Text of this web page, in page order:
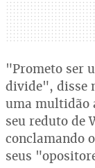
"Prometo ser
divide", disse
uma multidão
seu reduto de
conclamando
seus